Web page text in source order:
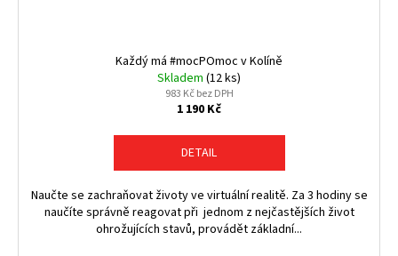
Každý má #mocPOmoc v Kolíně
Skladem (12 ks)
983 Kč bez DPH
1 190 Kč
DETAIL
Naučte se zachraňovat životy ve virtuální realitě. Za 3 hodiny se
naučíte správně reagovat při jednom z nejčastějších život
ohrožujících stavů, provádět základní...